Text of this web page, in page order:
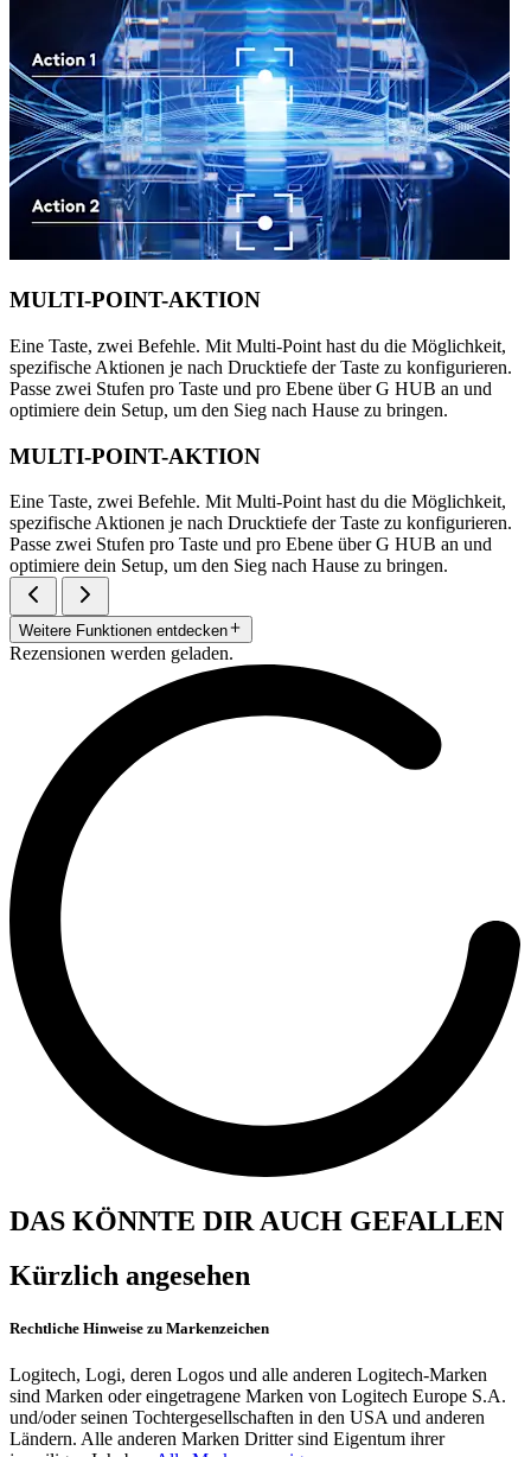
MULTI-POINT-AKTION
Eine Taste, zwei Befehle. Mit Multi-Point hast du die Möglichkeit,
spezifische Aktionen je nach Drucktiefe der Taste zu konfigurieren.
Passe zwei Stufen pro Taste und pro Ebene über G HUB an und
optimiere dein Setup, um den Sieg nach Hause zu bringen.
MULTI-POINT-AKTION
Eine Taste, zwei Befehle. Mit Multi-Point hast du die Möglichkeit,
spezifische Aktionen je nach Drucktiefe der Taste zu konfigurieren.
Passe zwei Stufen pro Taste und pro Ebene über G HUB an und
optimiere dein Setup, um den Sieg nach Hause zu bringen.
Weitere Funktionen entdecken
Rezensionen werden geladen.
DAS KÖNNTE DIR AUCH GEFALLEN
Kürzlich angesehen
Rechtliche Hinweise zu Markenzeichen
Logitech, Logi, deren Logos und alle anderen Logitech-Marken
sind Marken oder eingetragene Marken von Logitech Europe S.A.
und/oder seinen Tochtergesellschaften in den USA und anderen
Ländern. Alle anderen Marken Dritter sind Eigentum ihrer